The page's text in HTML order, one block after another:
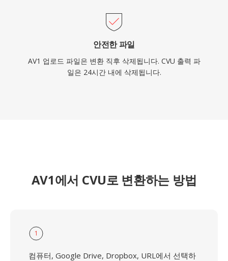
안전한 파일
AV1 업로드 파일은 변환 직후 삭제됩니다. CVU 출력 파
일은 24시간 내에 삭제됩니다.
AV1에서 CVU로 변환하는 방법
1
컴퓨터, Google Drive, Dropbox, URL에서 선택하